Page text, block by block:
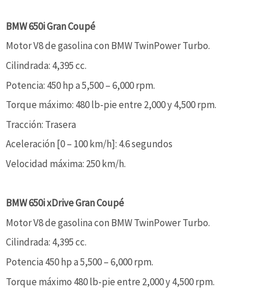
BMW 650i Gran Coupé
Motor V8 de gasolina con BMW TwinPower Turbo.
Cilindrada: 4,395 cc.
Potencia: 450 hp a 5,500 – 6,000 rpm.
Torque máximo: 480 lb-pie entre 2,000 y 4,500 rpm.
Tracción: Trasera
Aceleración [0 – 100 km/h]: 4.6 segundos
Velocidad máxima: 250 km/h.
BMW 650i xDrive Gran Coupé
Motor V8 de gasolina con BMW TwinPower Turbo.
Cilindrada: 4,395 cc.
Potencia 450 hp a 5,500 – 6,000 rpm.
Torque máximo 480 lb-pie entre 2,000 y 4,500 rpm.